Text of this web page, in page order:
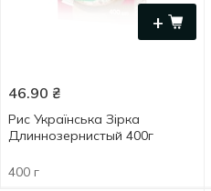
+
46.90 ₴
Рис Українська Зірка
Длиннозернистый 400г
400 г